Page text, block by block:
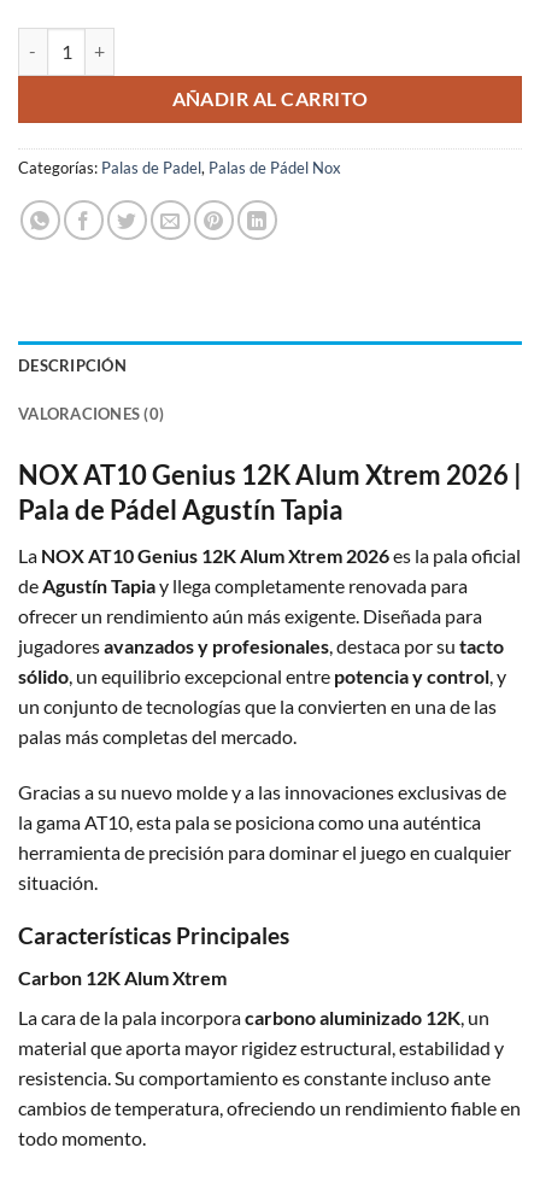
AÑADIR AL CARRITO
Categorías: Palas de Padel, Palas de Pádel Nox
DESCRIPCIÓN
VALORACIONES (0)
NOX AT10 Genius 12K Alum Xtrem 2026 |
Pala de Pádel Agustín Tapia
La NOX AT10 Genius 12K Alum Xtrem 2026es la pala oficial
deAgustín Tapiay llega completamente renovada para
ofrecer un rendimiento aún más exigente. Diseñada para
jugadoresavanzados y profesionales, destaca por su tacto
sólido, un equilibrio excepcional entre potencia y control, y
un conjunto de tecnologías que la convierten en una de las
palas más completas del mercado.
Gracias a su nuevo molde y a las innovaciones exclusivas de
la gama AT10, esta pala se posiciona como una auténtica
herramienta de precisión para dominar el juego en cualquier
situación.
Características Principales
Carbon 12K Alum Xtrem
La cara de la pala incorporacarbono aluminizado 12K, un
material que aporta mayor rigidez estructural, estabilidad y
resistencia. Su comportamiento es constante incluso ante
cambios de temperatura, ofreciendo un rendimiento fiable en
todo momento.